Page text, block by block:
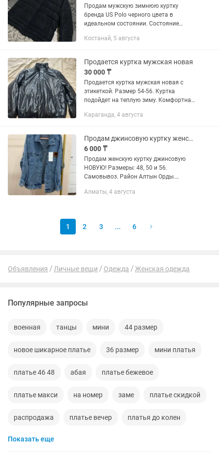
Продам мужскую зимнюю куртку
бренда US Polo черного цвета в
идеальном состоянии. Состояние
аккуратно. Новая такая стоит в
Костанай, 5 августа
Продается куртка мужская новая
30 000 ₸
Продается куртка мужская новая с
этикеткой. Размер 54-56. Куртка
подойдет на теплую зиму. Комфортная
Караганда, 4 августа
Продам джинсовую куртку женскую НОВУЮ. 48, 50 и 56 размеры
6 000 ₸
Продам женскую куртку джинсовую
НОВУЮ! Размеры: 48, 50 и 56.
Самовывоз. Район Алтын Орды.
Яндекс курьера.
Алматы, 4 августа
1 2 3 ... 6
Объявления Личные вещи Одежда Женская одежда
Популярные запросы
военная танцы мини 44 размер
новое шикарное платье 36 размер мини платья
платье 46 48 абая платье бежевое
платье макси на номер заме платье скидкой
распродажа платье вечер платья до колен
пайетки
Показать еще